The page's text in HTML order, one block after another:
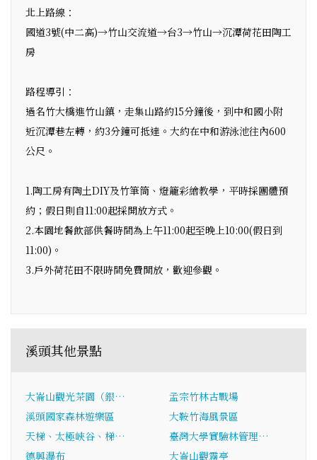
北上路線：
國道3號(中二高)→竹山交流道→台3→竹山→沉潭荷花田陶工
房
路程導引：
過名竹大橋進竹山鎮，走集山路約15分鐘後，到中和國小附
近沉潭巷左轉，約3分鐘可抵達。大約在中和游泳池往內600
公尺。
1.陶工房有陶土DIY及竹筆筒、燈籠彩繪教學，平時採團體預
約；假日則自11:00起採開放方式。
2.本園地餐飲部供餐時間為上午11:00起至晚上10:00(假日到
11:00)。
3.戶外荷花田不限時間免費開放，歡迎參觀。
溪頭其他景點
大崙山觀光茶園（銀…
孟宗竹林古戰場
溪頭國家森林遊樂區
大鞍竹海風景區
天梯、太極峽谷、梯…
臺灣大學實驗林管理…
德興瀑布
大崙山觀霧亭